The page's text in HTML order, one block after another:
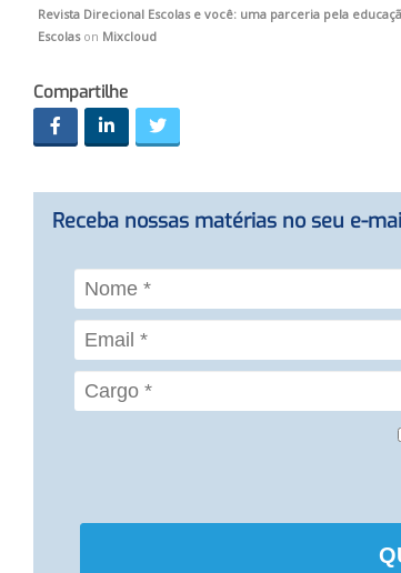
Revista Direcional Escolas e você: uma parceria pela
Escolason Mixcloud
Compartilhe
Receba nossas matérias no seu e-